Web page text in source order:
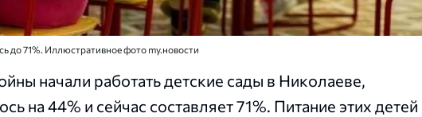
до 71%. Иллюстративное фото my.новости
начали работать детские сады в Николаеве,
на 44% и сейчас составляет 71%. Питание этих детей